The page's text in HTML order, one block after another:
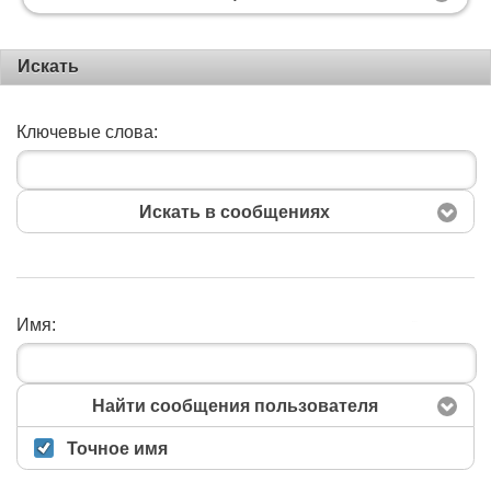
Искать
Ключевые слова:
Искать в сообщениях
Имя:
Найти сообщения пользователя
Точное имя